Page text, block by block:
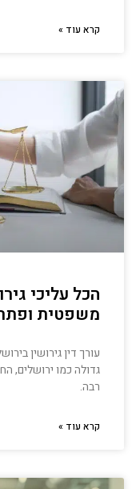
קרא עוד »
הכל עליכי
משפטית
עורך דין גירושין
גדולה כמו ירושלים,
רבה.
קרא עוד »